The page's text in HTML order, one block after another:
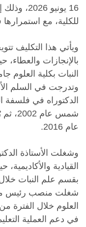
16 يونيو
للكلية، مع
ويأتي هذا التكليف
بالإنجازات
وتدرجت في السلم
الدكتوراه في فلسفة
شمس
عام 2016.
وشغلت الأستاذة
القيادية
شغلت منصب رئيس
في دعم العملية